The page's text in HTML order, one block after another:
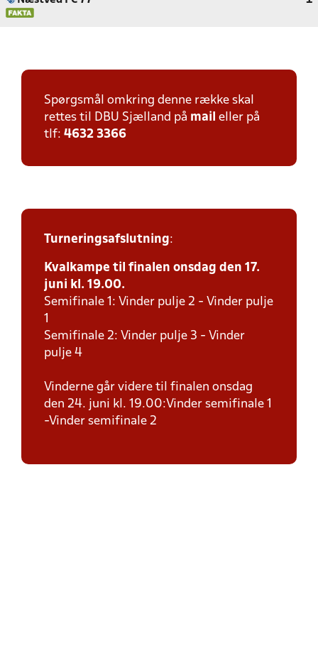
Spørgsmål omkring denne række skal
rettes til DBU Sjælland på mail eller på
tlf: 4632 3366
Turneringsafslutning:
Kvalkampe til finalen onsdag den 17.
juni kl. 19.00.
Semifinale 1: Vinder pulje 2 - Vinder pulje
1
Semifinale 2: Vinder pulje 3 - Vinder
pulje 4
Vinderne går videre til finalen onsdag
den 24. juni kl. 19.00:Vinder semifinale 1
-Vinder semifinale 2